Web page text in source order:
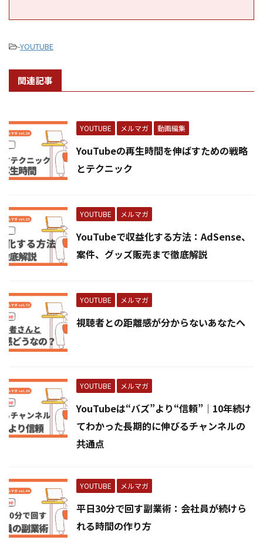
-YOUTUBE
関連記事
YOUTUBE メルマガ 動画編集
YouTubeの再生時間を伸ばすための戦略
とテクニック
YOUTUBE メルマガ
YouTubeで収益化する方法：AdSense、
案件、グッズ販売まで徹底解説
YOUTUBE メルマガ
視聴者との距離感が分からないあなたへ
YOUTUBE メルマガ
YouTubeは“バズ”より“信頼”｜10年続け
てわかった長期的に伸びるチャンネルの
共通点
YOUTUBE メルマガ
平日30分で回す副業術：会社員が続けら
れる時間の作り方